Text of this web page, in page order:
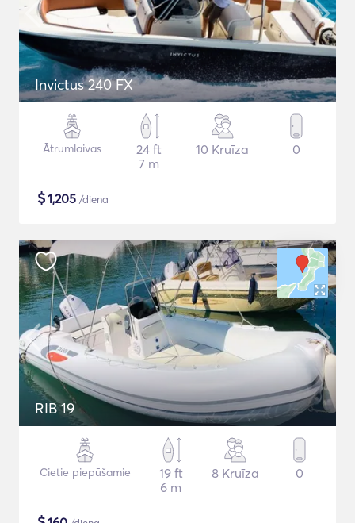
Invictus 240 FX
Ātrumlaivas
24 ft
7 m
10 Kruīza 0
$1,205 /diena
RIB 19
Cietie piepūšamie
19 ft
6 m
8 Kruīza 0